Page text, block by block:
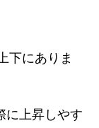
下にありま
に上昇しやす